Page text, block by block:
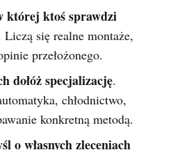
której ktoś sprawdzi
Liczą się realne montaże,
przełożonego.
dołóż specjalizację.
chłodnictwo,
konkretną metodą.
o własnych zleceniach